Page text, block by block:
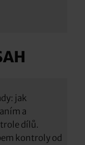
jak
a
dílů.
kontroly od